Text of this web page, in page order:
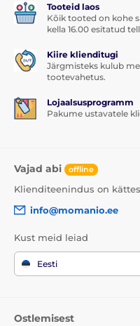
Tooteid laos
Kõik tooted on kohe
kella 16.00 esitatud
Kiire klienditugi
Järgmisteks kulub
tootevahetus.
Lojaalsusprogramm
Pakume ustavatele
Vajad abi offline
Klienditeenindus on
info@momanio.ee
Kust meid leiad
Eesti
Ostlemisest